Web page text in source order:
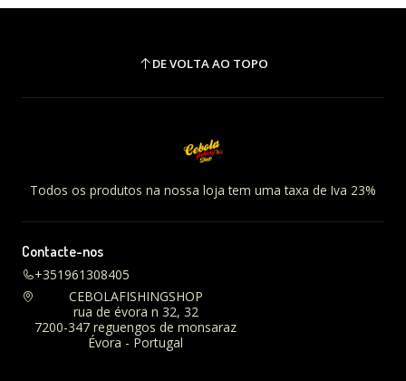
DE VOLTA AO TOPO
Todos os produtos na nossa loja tem uma taxa de Iva 23%
Contacte-nos
+351961308405
CEBOLAFISHINGSHOP
rua de évora n 32, 32
7200-347 reguengos de monsaraz
Évora - Portugal